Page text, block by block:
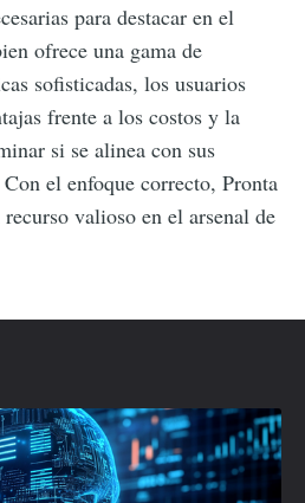
para destacar en el
ofrece una gama de
sofisticadas, los usuarios
frente a los costos y la
si se alinea con sus
el enfoque correcto, Pronta
valioso en el arsenal de